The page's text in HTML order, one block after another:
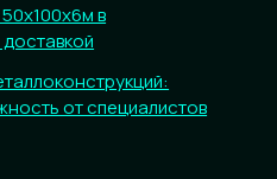
в
от специалистов